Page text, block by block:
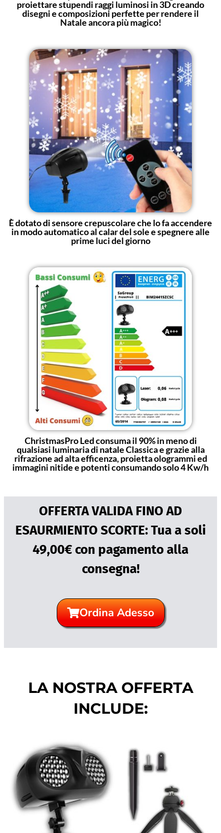
proiettare stupendi raggi luminosi in 3D creando
disegni e composizioni perfette per rendere il
Natale ancora più magico!
È dotato di sensore crepuscolare che lo fa accendere
in modo automatico al calar del sole e spegnere alle
prime luci del giorno
ChristmasPro Led consuma il 90% in meno di
qualsiasi luminaria di natale Classica e grazie alla
rifrazione ad alta efficenza, proietta ologrammi ed
immagini nitide e potenti consumando solo 4 Kw/h
OFFERTA VALIDA FINO AD
ESAURMIENTO SCORTE: Tua a soli
49,00€ con pagamento alla
consegna!
Ordina Adesso
LA NOSTRA OFFERTA
INCLUDE: